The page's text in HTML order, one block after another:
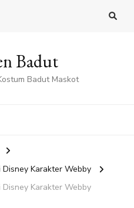
Badut
Badut Maskot
Karakter Webby
Karakter Webby